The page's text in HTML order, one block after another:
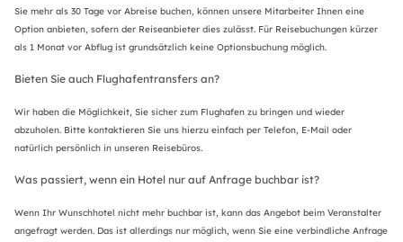
Sie mehr als 30 Tage vor Abreise buchen, können unsere Mitarbeiter Ihnen eine
Option anbieten, sofern der Reiseanbieter dies zulässt. Für Reisebuchungen kürzer
als 1 Monat vor Abflug ist grundsätzlich keine Optionsbuchung möglich.
Bieten Sie auch Flughafentransfers an?
Wir haben die Möglichkeit, Sie sicher zum Flughafen zu bringen und wieder
abzuholen. Bitte kontaktieren Sie uns hierzu einfach per Telefon, E-Mail oder
natürlich persönlich in unseren Reisebüros.
Was passiert, wenn ein Hotel nur auf Anfrage buchbar ist?
Wenn Ihr Wunschhotel nicht mehr buchbar ist, kann das Angebot beim Veranstalter
angefragt werden. Das ist allerdings nur möglich, wenn Sie eine verbindliche Anfrage